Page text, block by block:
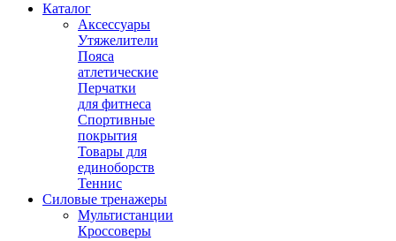
Каталог
Аксессуары
Утяжелители
Пояса
атлетические
Перчатки
для фитнеса
Спортивные
покрытия
Товары для
единоборств
Теннис
Силовые тренажеры
Мультистанции
Кроссоверы